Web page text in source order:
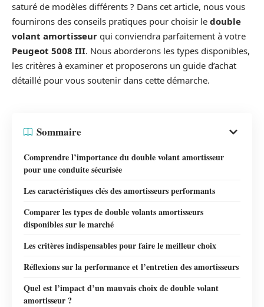
saturé de modèles différents ? Dans cet article, nous vous
fournirons des conseils pratiques pour choisir le double
volant amortisseur qui conviendra parfaitement à votre
Peugeot 5008 III. Nous aborderons les types disponibles,
les critères à examiner et proposerons un guide d’achat
détaillé pour vous soutenir dans cette démarche.
Sommaire
Comprendre l’importance du double volant amortisseur
pour une conduite sécurisée
Les caractéristiques clés des amortisseurs performants
Comparer les types de double volants amortisseurs
disponibles sur le marché
Les critères indispensables pour faire le meilleur choix
Réflexions sur la performance et l’entretien des amortisseurs
Quel est l’impact d’un mauvais choix de double volant
amortisseur ?